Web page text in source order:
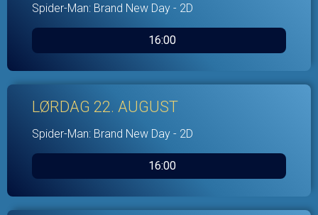
Spider-Man: Brand New Day - 2D
16:00
LØRDAG 22. AUGUST
Spider-Man: Brand New Day - 2D
16:00